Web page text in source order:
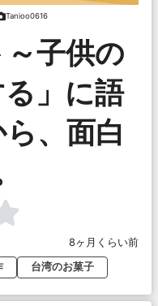
Tanioo0616
～子供の
」に語
、面白
8ヶ月くらい前
台湾のお菓子